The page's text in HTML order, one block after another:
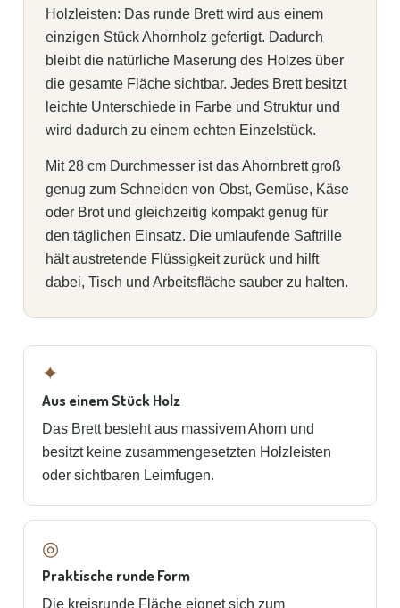
Holzleisten: Das runde Brett wird aus einem
einzigen Stück Ahornholz gefertigt. Dadurch
bleibt die natürliche Maserung des Holzes über
die gesamte Fläche sichtbar. Jedes Brett besitzt
leichte Unterschiede in Farbe und Struktur und
wird dadurch zu einem echten Einzelstück.
Mit 28 cm Durchmesser ist das Ahornbrett groß
genug zum Schneiden von Obst, Gemüse, Käse
oder Brot und gleichzeitig kompakt genug für
den täglichen Einsatz. Die umlaufende Saftrille
hält austretende Flüssigkeit zurück und hilft
dabei, Tisch und Arbeitsfläche sauber zu halten.
✦
Aus einem Stück Holz
Das Brett besteht aus massivem Ahorn und
besitzt keine zusammengesetzten Holzleisten
oder sichtbaren Leimfugen.
◎
Praktische runde Form
Die kreisrunde Fläche eignet sich zum